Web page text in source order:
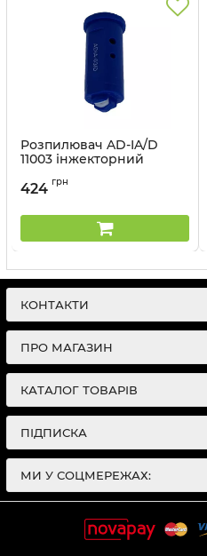
Розпилювач AD-IA/D
11003 інжекторний
Артикул:
424 грн
КОНТАКТИ
ПРО МАГАЗИН
КАТАЛОГ ТОВАРІВ
ПІДПИСКА
МИ У СОЦМЕРЕЖАХ: